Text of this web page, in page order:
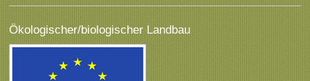
Ökologischer/biologischer Landbau